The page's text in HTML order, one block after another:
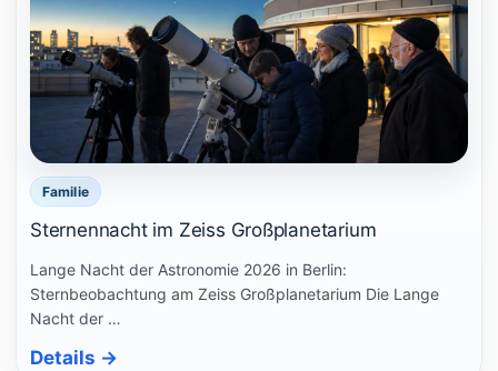
Familie
Sternennacht im Zeiss Großplanetarium
Lange Nacht der Astronomie 2026 in Berlin:
Sternbeobachtung am Zeiss Großplanetarium Die Lange
Nacht der …
Details →